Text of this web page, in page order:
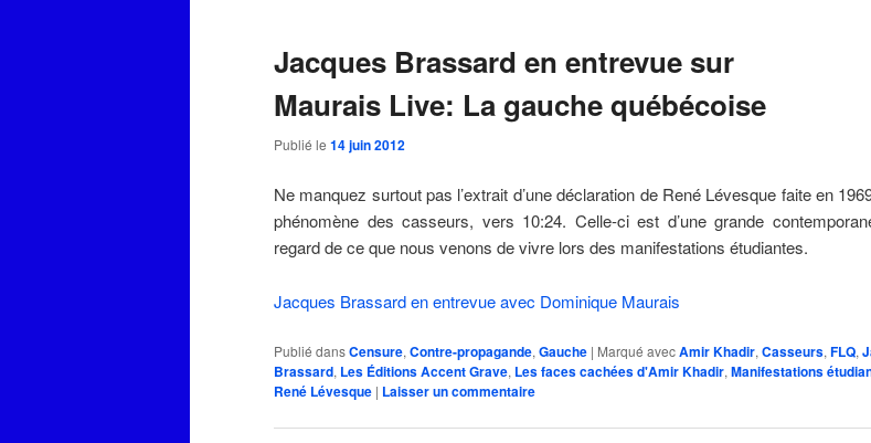
Jacques Brassard en entrevue sur
Maurais Live: La gauche québécoise
Publié le 14 juin 2012
Ne manquez surtout pas l’extrait d’une déclaration de René Lévesque faite en
phénomène des casseurs, vers 10:24. Celle-ci est d’une grande
regard de ce que nous venons de vivre lors des manifestations étudiantes.
Jacques Brassard en entrevue avec Dominique Maurais
Publié dansCensure, Contre-propagande, Gauche | Marqué avecAmir Khadir, Casseurs, FLQ,
Brassard, Les Éditions Accent Grave, Les faces cachées d'Amir Khadir, Manifestations
René Lévesque | Laisser un commentaire